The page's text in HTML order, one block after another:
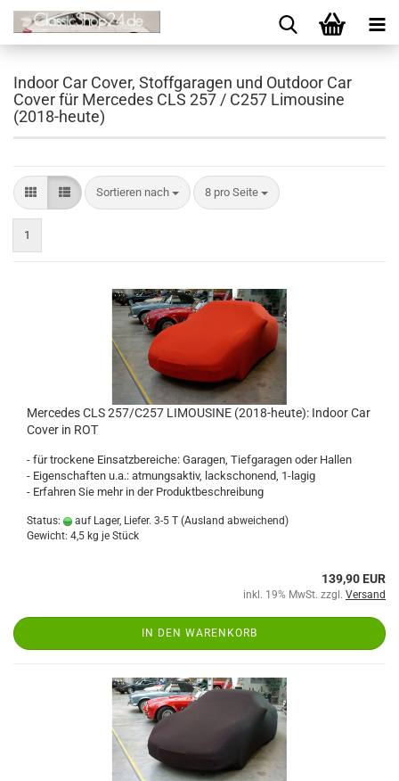
Indoor Car Cover, Stoffgaragen und Outdoor Car
Cover für Mercedes CLS 257 / C257 Limousine
(2018-heute)
Sortieren nach 8 pro Seite
1
Mercedes CLS 257/C257 LIMOUSINE (2018-heute): Indoor Car
Cover in ROT
- für trockene Einsatzbereiche: Garagen, Tiefgaragen oder Hallen
- Eigenschaften u.a.: atmungsaktiv, lackschonend, 1-lagig
- Erfahren Sie mehr in der Produktbeschreibung
Status: auf Lager, Liefer. 3-5 T (Ausland abweichend)
Gewicht: 4,5 kg je Stück
139,90 EUR
inkl. 19% MwSt. zzgl. Versand
IN DEN WARENKORB